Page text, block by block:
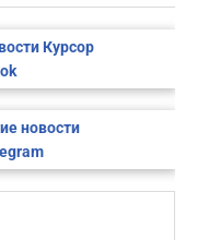
Курсор
новости